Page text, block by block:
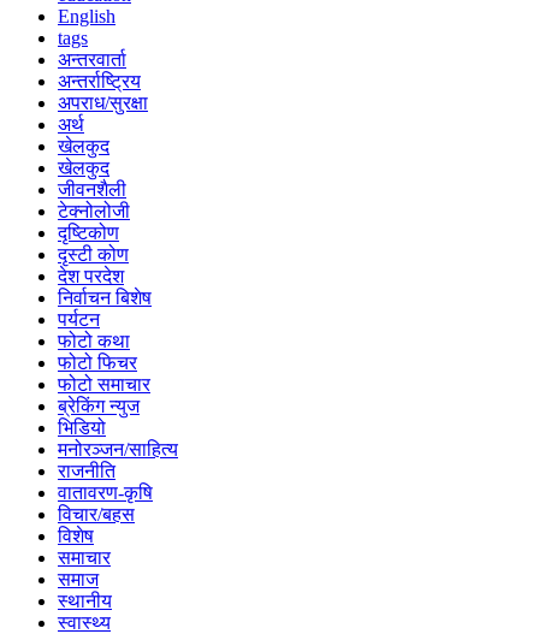
English
tags
अन्तरवार्ता
अन्तर्राष्ट्रिय
अपराध/सुरक्षा
अर्थ
खेलकुद
खेलकुद
जीवनशैली
टेक्नोलोजी
दृष्टिकोण
दृस्टी कोण
देश परदेश
निर्वाचन बिशेष
पर्यटन
फोटो कथा
फोटो फिचर
फोटो समाचार
ब्रेकिंग न्युज
भिडियो
मनोरञ्जन/साहित्य
राजनीति
वातावरण-कृषि
विचार/बहस
विशेष
समाचार
समाज
स्थानीय
स्वास्थ्य